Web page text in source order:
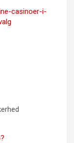
casinoer-i-